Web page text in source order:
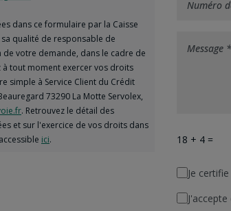
18 + 4 =
Je
dans ce formulaire par la Caisse
qualité de responsable de
votre demande, dans le cadre de
à tout moment exercer vos droits
simple à Service Client du Crédit
73290 La Motte Servolex,
. Retrouvez le détail des
et sur l'exercice de vos droits dans
ici.